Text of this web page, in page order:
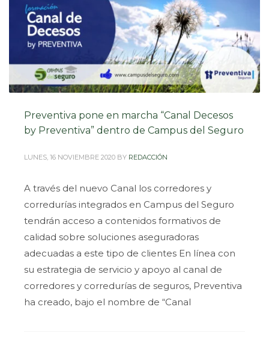
Preventiva pone en marcha “Canal Decesos
by Preventiva” dentro de Campus del Seguro
LUNES, 16 NOVIEMBRE 2020 BY REDACCIÓN
A través del nuevo Canal los corredores y
corredurías integrados en Campus del Seguro
tendrán acceso a contenidos formativos de
calidad sobre soluciones aseguradoras
adecuadas a este tipo de clientes En línea con
su estrategia de servicio y apoyo al canal de
corredores y corredurías de seguros, Preventiva
ha creado, bajo el nombre de “Canal